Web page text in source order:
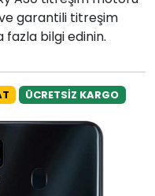
garantili titreşim
fazla bilgi edinin.
ÜCRETSİZ KARGO